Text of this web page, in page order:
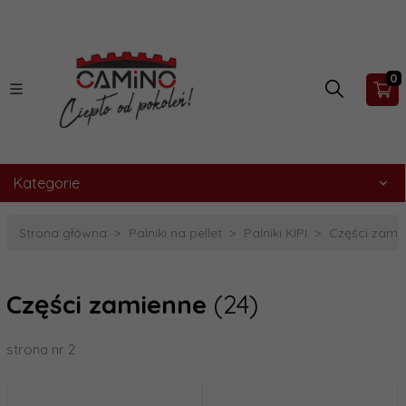
0
Kategorie
Strona główna Palniki na pellet Palniki KIPI Części
Części zamienne (24)
strona nr 2